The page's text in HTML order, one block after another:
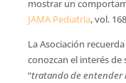
mostrar un
JAMA Pediatría, vol.
La Asociación
conozcan el interés de
“tratando de entender